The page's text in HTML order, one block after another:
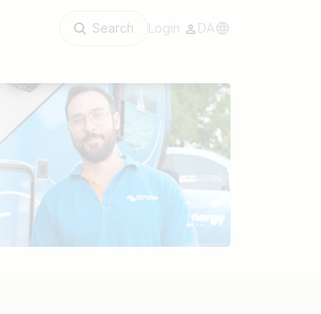
Search Login DA